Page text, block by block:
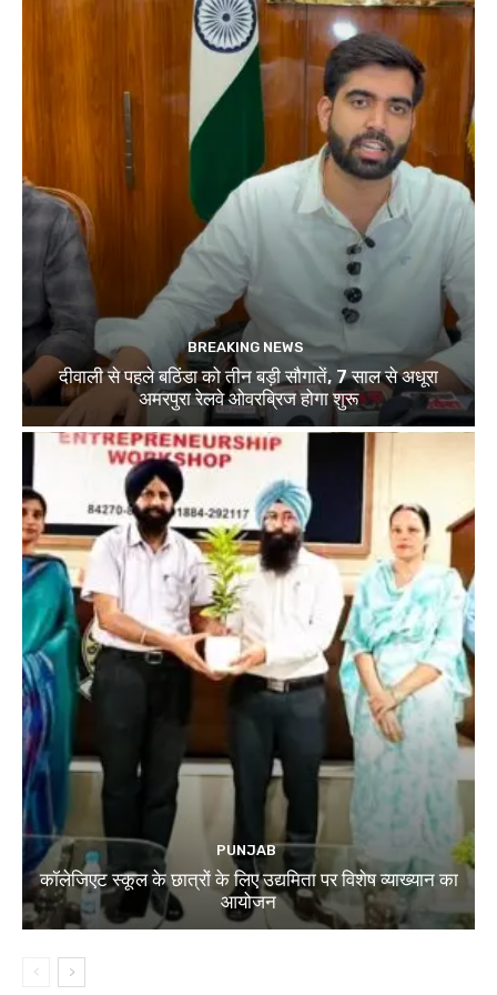
BREAKING NEWS
दीवाली से पहले बठिंडा को तीन बड़ी सौगातें, 7 साल से अधूरा
अमरपुरा रेलवे ओवरब्रिज होगा शुरू
PUNJAB
कॉलेजिएट स्कूल के छात्रों के लिए उद्यमिता पर विशेष व्याख्यान का
आयोजन